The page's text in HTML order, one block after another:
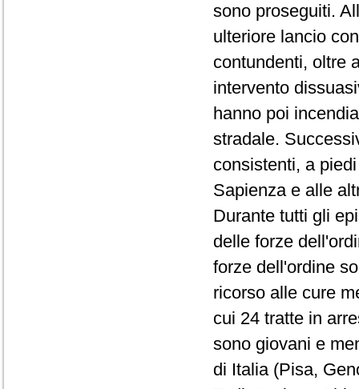
sono proseguiti.
ulteriore lancio
contundenti, oltre
intervento
hanno poi
stradale.
consistenti, a
Sapienza e alle
Durante tutti gli
delle forze
forze dell'ordine
ricorso alle cure
cui 24 tratte in
sono giovani e
di Italia (Pisa,